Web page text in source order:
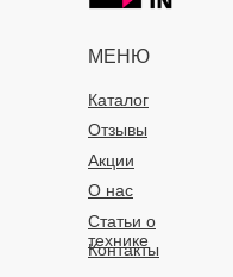
МЕНЮ
Каталог
О нас
Статьи о
технике
Отзывы
Акции
Контакты